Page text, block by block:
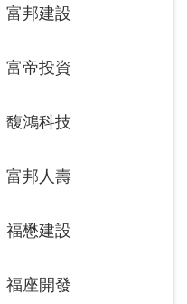
富邦建設
富帝投資
馥鴻科技
富邦人壽
福懋建設
福座開發